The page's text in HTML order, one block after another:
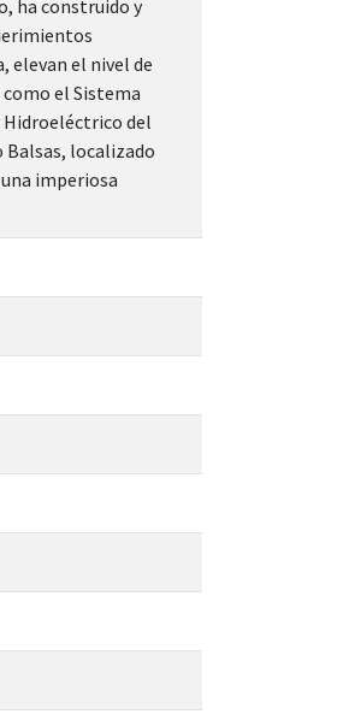
ha construido y
elevan el nivel de
el Sistema
Hidroeléctrico del
localizado
imperiosa